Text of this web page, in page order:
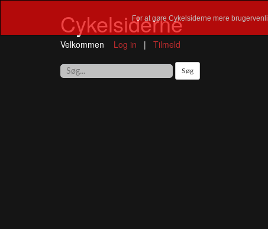
For at gøre Cykelsiderne mere
Cykelsiderne
Velkommen Log in | Tilmeld